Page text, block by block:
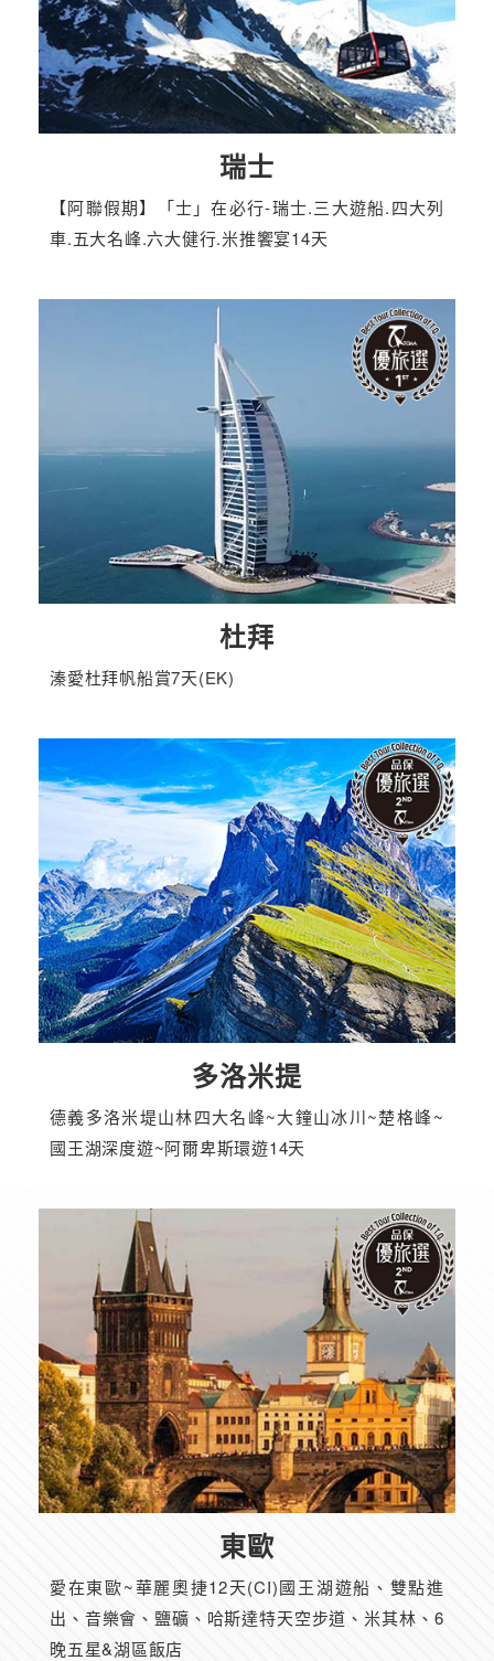
瑞士
【阿聯假期】「士」在必行-瑞士.三大遊船.四大列
車.五大名峰.六大健行.米推饗宴14天
杜拜
溱愛杜拜帆船賞7天(EK)
多洛米提
德義多洛米堤山林四大名峰~大鐘山冰川~楚格峰~
國王湖深度遊~阿爾卑斯環遊14天
東歐
愛在東歐~華麗奧捷12天(CI)國王湖遊船、雙點進
出、音樂會、鹽礦、哈斯達特天空步道、米其林、6
晚五星&湖區飯店